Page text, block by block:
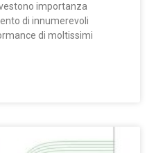
importanza
di innumerevoli
di moltissimi